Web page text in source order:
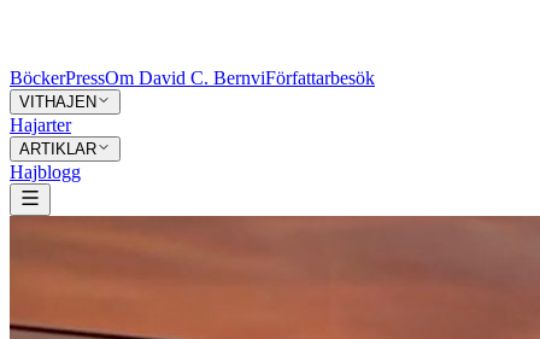
BöckerPressOm David C. BernviFörfattarbesök
VITHAJEN
Hajarter
ARTIKLAR
Hajblogg